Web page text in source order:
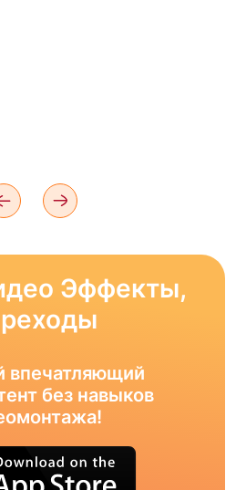
Эффекты,
впечатляющий
без навыков